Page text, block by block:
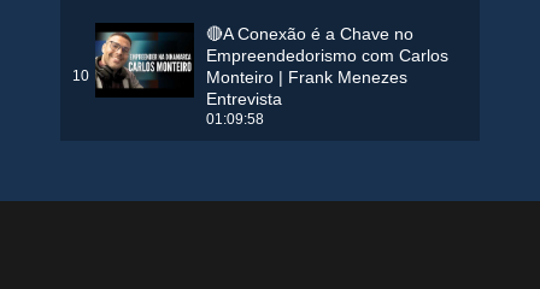
10
🔴A Conexão é a Chave no
Empreendedorismo com Carlos
Monteiro | Frank Menezes
Entrevista
01:09:58